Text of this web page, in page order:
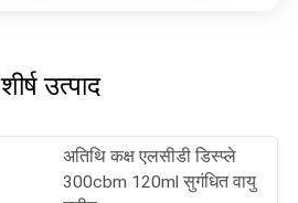
शीर्ष उत्पाद
अतिथि कक्ष एलसीडी डिस्प्ले
300cbm 120ml सुगंधित वायु